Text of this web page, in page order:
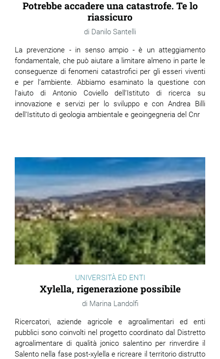
Potrebbe accadere una catastrofe. Te lo
riassicuro
Danilo Santelli
La prevenzione - in senso ampio - è un atteggiamento
fondamentale, che può aiutare a limitare almeno in parte le
conseguenze di fenomeni catastrofici per gli esseri viventi
e per l’ambiente. Abbiamo esaminato la questione con
l’aiuto di Antonio Coviello dell’Istituto di ricerca su
innovazione e servizi per lo sviluppo e con Andrea Billi
dell’Istituto di geologia ambientale e geoingegneria del Cnr
UNIVERSITÀ ED ENTI
Xylella, rigenerazione possibile
Marina Landolfi
Ricercatori, aziende agricole e agroalimentari ed enti
pubblici sono coinvolti nel progetto coordinato dal Distretto
agroalimentare di qualità jonico salentino per rinverdire il
Salento nella fase post-xylella e ricreare il territorio distrutto